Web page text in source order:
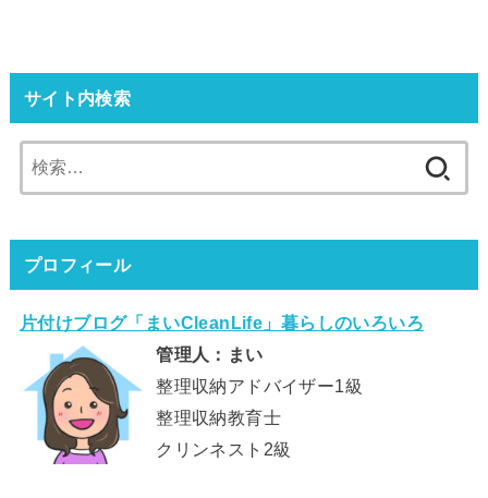
サイト内検索
索:
プロフィール
片付けブログ「まいCleanLife」暮らしのいろいろ
管理人：まい
整理収納アドバイザー1級
整理収納教育士
クリンネスト2級